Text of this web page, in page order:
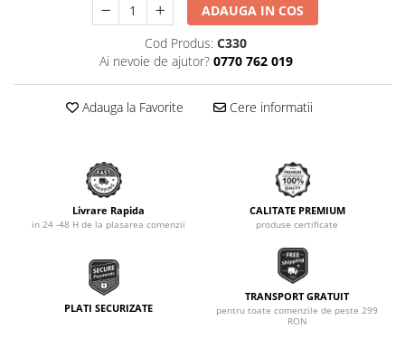
ADAUGA IN COS
Cod Produs: C330
Ai nevoie de ajutor? 0770 762 019
Adauga la Favorite Cere informatii
Livrare Rapida
in 24 -48 H de la plasarea comenzii
CALITATE PREMIUM
produse certificate
PLATI SECURIZATE
TRANSPORT GRATUIT
pentru toate comenzile de peste 299
RON